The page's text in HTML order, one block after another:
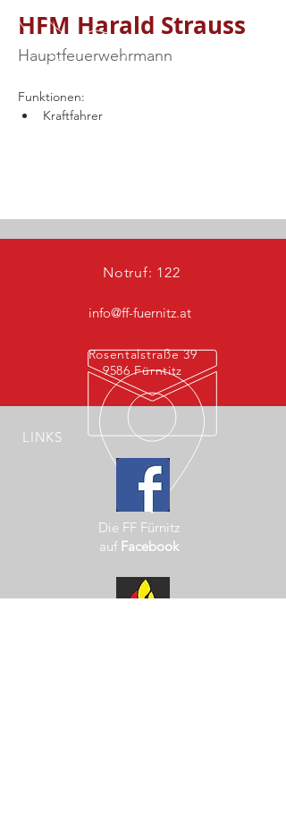
HFM Harald Strauss
Hauptfeuerwehrmann
Funktionen:
Kraftfahrer
Notruf: 122
info@ff-fuernitz.at
Rosentalstraße 39
9586 Fürntitz
LINKS
Die FF Fürnitz
auf Facebook